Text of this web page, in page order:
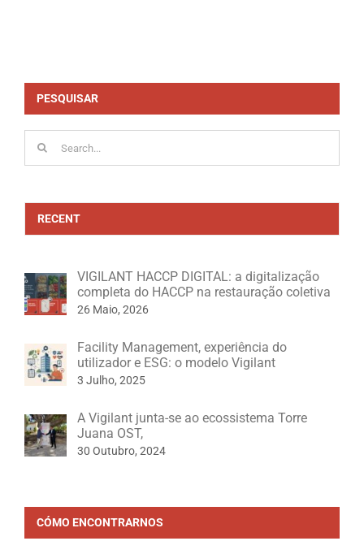
PESQUISAR
RECENT
VIGILANT HACCP DIGITAL: a digitalização
completa do HACCP na restauração coletiva
26 Maio, 2026
Facility Management, experiência do
utilizador e ESG: o modelo Vigilant
3 Julho, 2025
A Vigilant junta-se ao ecossistema Torre
Juana OST,
30 Outubro, 2024
CÓMO ENCONTRARNOS